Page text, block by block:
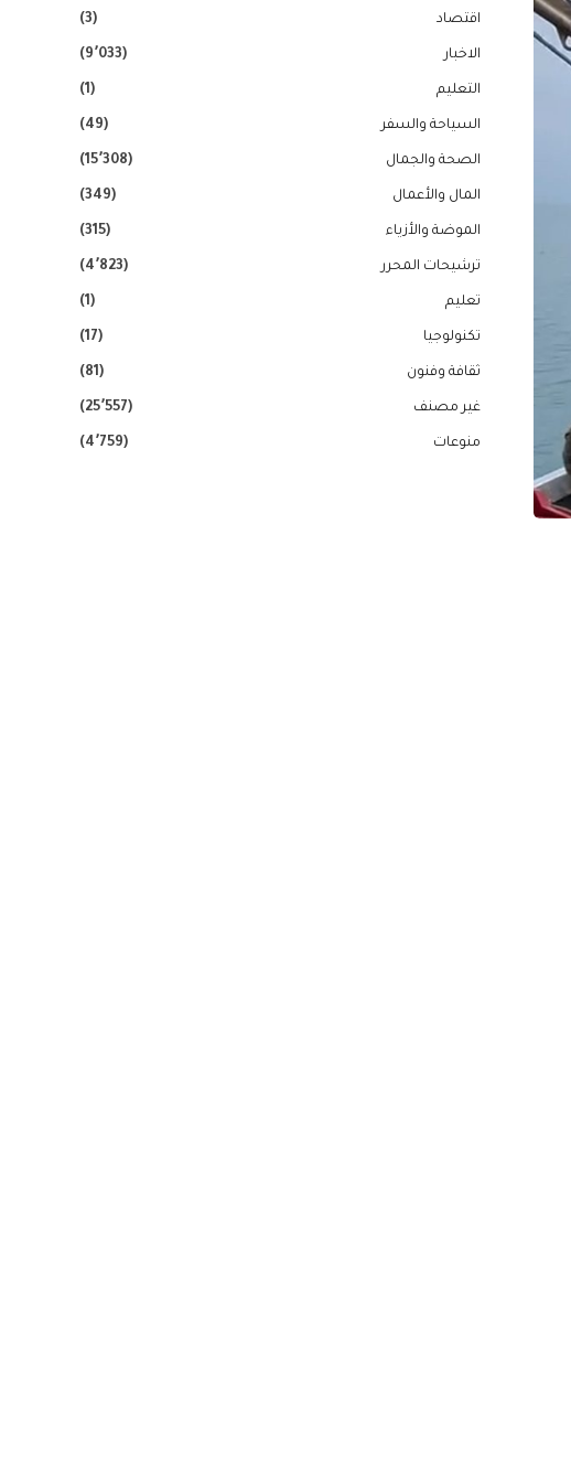
اقتصاد (3)
الاخبار (9٬033)
التعليم (1)
السياحة والسفر (49)
الصحة والجمال (15٬308)
المال والأعمال (349)
الموضة والأزياء (315)
ترشيحات المحرر (4٬823)
تعليم (1)
تكنولوجيا (17)
ثقافة وفنون (81)
غير مصنف (25٬557)
منوعات (4٬759)